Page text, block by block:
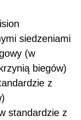
siedzeniami
(w
biegów)
z
standardzie z